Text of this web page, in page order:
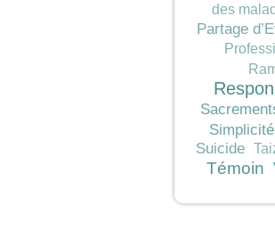
des
Partage
Simplicité
Suicide
Témoin